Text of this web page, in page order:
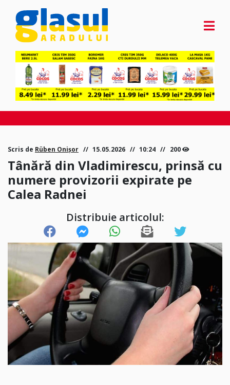
Scris de Rüben Onișor 15.05.2026 10:24 200
Tânără din Vladimirescu, prinsă cu
numere provizorii expirate pe
Calea Radnei
Distribuie articolul: